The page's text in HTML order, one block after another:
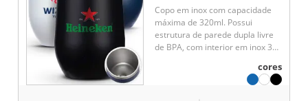
Copo em inox com capacidade
máxima de 320ml. Possui
estrutura de parede dupla livre
de BPA, com interior em inox 304
pintura eletrostática. Conta com
tampa de pressão em plástico
cores